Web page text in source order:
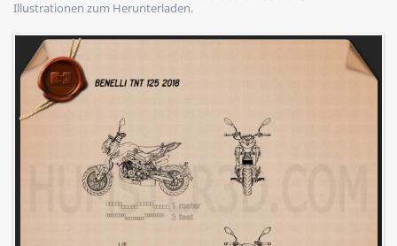
Illustrationen zum Herunterladen.